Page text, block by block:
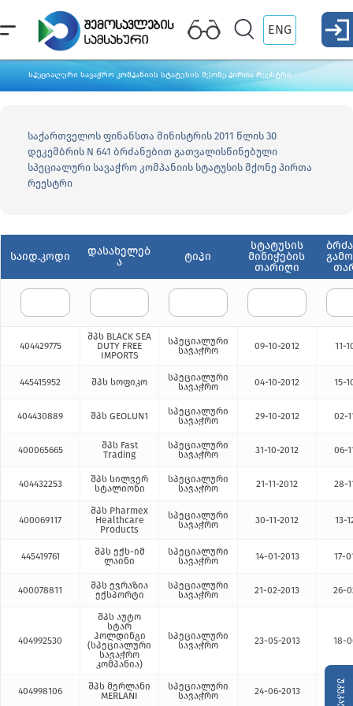
ENG
სპეციალური სავაჭრო კომპანიის სტატუსის მქონე პირთა რეესტრი
საქართველოს ფინანსთა მინისტრის 2011 წლის 30
დეკემბრის N 641 ბრძანებით გათვალისწინებული
სპეციალური სავაჭრო კომპანიის სტატუსის მქონე პირთა
რეესტრი
საიდ.კოდი
დასახელებ
ა
ტიპი
სტატუსის
მინიჭების
თარიღი
404429775
შპს BLACK SEA
DUTY FREE
IMPORTS
სპეციალური
სავაჭრო
09-10-2012 11-
445415952 შპს სოფიკო
სპეციალური
სავაჭრო
04-10-2012 15-
404430889 შპს GEOLUN1
სპეციალური
სავაჭრო
29-10-2012 02-
400065665
შპს Fast
Trading
სპეციალური
სავაჭრო
31-10-2012 06-
404432253
შპს სილვერ
სტალიონი
სპეციალური
სავაჭრო
21-11-2012 28-
400069117
შპს Pharmex
Healthcare
Products
სპეციალური
სავაჭრო
30-11-2012 13-
445419761
შპს ექს-იმ
ლაინი
სპეციალური
სავაჭრო
14-01-2013 17-
400078811
შპს ევრაზია
ექსპორტი
სპეციალური
სავაჭრო
21-02-2013 26-
404992530
შპს აუტო
სტარ
ჰოლდინგი
(სპეციალური
სავაჭრო
კომპანია)
სპეციალური
სავაჭრო
23-05-2013 18-
404998106
შპს მერლანი
MERLANI
სპეციალური
სავაჭრო
24-06-2013 27-